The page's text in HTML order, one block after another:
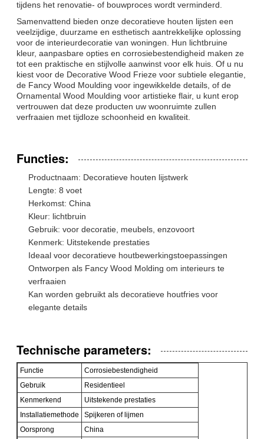
tijdens het renovatie- of bouwproces wordt verminderd.
Samenvattend bieden onze decoratieve houten lijsten een
veelzijdige, duurzame en esthetisch aantrekkelijke oplossing
voor de interieurdecoratie van woningen. Hun lichtbruine
kleur, aanpasbare opties en corrosiebestendigheid maken ze
tot een praktische en stijlvolle aanwinst voor elk huis. Of u nu
kiest voor de Decorative Wood Frieze voor subtiele elegantie,
de Fancy Wood Moulding voor ingewikkelde details, of de
Ornamental Wood Moulding voor artistieke flair, u kunt erop
vertrouwen dat deze producten uw woonruimte zullen
verfraaien met tijdloze schoonheid en kwaliteit.
Functies:
Productnaam: Decoratieve houten lijstwerk
Lengte: 8 voet
Herkomst: China
Kleur: lichtbruin
Gebruik: voor decoratie, meubels, enzovoort
Kenmerk: Uitstekende prestaties
Ideaal voor decoratieve houtbewerkingstoepassingen
Ontworpen als Fancy Wood Molding om interieurs te
verfraaien
Kan worden gebruikt als decoratieve houtfries voor
elegante details
Technische parameters:
Functie
Corrosiebestendigheid
Gebruik
Residentieel
Kenmerkend
Uitstekende prestaties
Installatiemethode
Spijkeren of lijmen
Oorsprong
China